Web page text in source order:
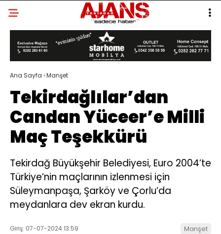
Ana Sayfa ›Manşet
Tekirdağlılar’dan
Candan Yüceer’e Milli
Maç Teşekkürü
Tekirdağ Büyükşehir Belediyesi, Euro 2004’te
Türkiye’nin maçlarının izlenmesi için
Süleymanpaşa, Şarköy ve Çorlu’da
meydanlara dev ekran kurdu.
Giriş: 07-07-2024 13:59 Manşet